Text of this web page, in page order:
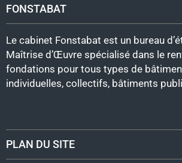
FONSTABAT
Le cabinet Fonstabat est un bureau
Maîtrise d’Œuvre spécialisé dans le
fondations pour tous types de
individuelles, collectifs, bâtiments
PLAN DU SITE